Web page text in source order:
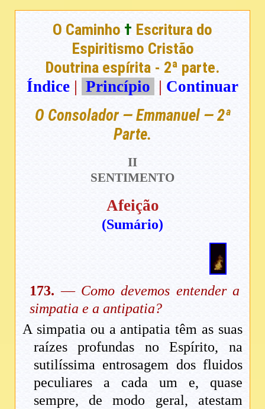
O Caminho † Escritura do
Espiritismo Cristão
Doutrina espírita - 2ª parte.
Índice | Princípio | Continuar
O Consolador — Emmanuel — 2ª
Parte.
II
SENTIMENTO
Afeição
(Sumário)
173. — Como devemos entender a
simpatia e a antipatia?
A simpatia ou a antipatia têm as suas
raízes profundas no Espírito, na
sutilíssima entrosagem dos fluidos
peculiares a cada um e, quase
sempre, de modo geral, atestam